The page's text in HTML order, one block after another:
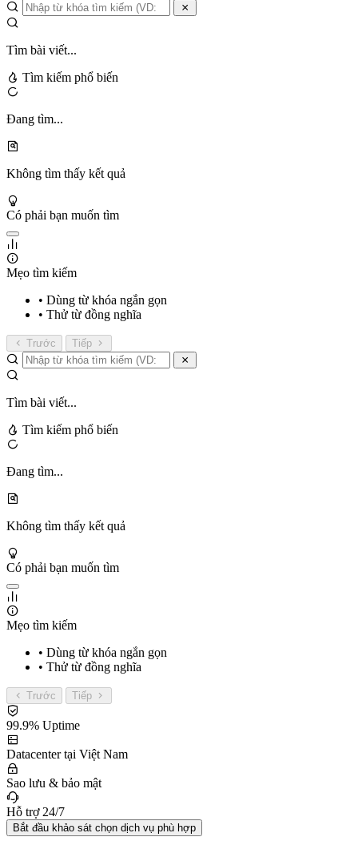
Tìm bài viết...
Tìm kiếm phổ biến
Đang tìm...
Không tìm thấy kết quả
Có phải bạn muốn tìm
Mẹo tìm kiếm
• Dùng từ khóa ngắn gọn
• Thử từ đồng nghĩa
Trước Tiếp
Tìm bài viết...
Tìm kiếm phổ biến
Đang tìm...
Không tìm thấy kết quả
Có phải bạn muốn tìm
Mẹo tìm kiếm
• Dùng từ khóa ngắn gọn
• Thử từ đồng nghĩa
Trước Tiếp
99.9% Uptime
Datacenter tại Việt Nam
Sao lưu & bảo mật
Hỗ trợ 24/7
Bắt đầu khảo sát chọn dịch vụ phù hợp